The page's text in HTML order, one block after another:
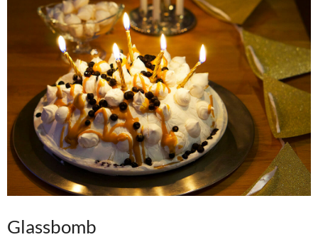
Glassbomb